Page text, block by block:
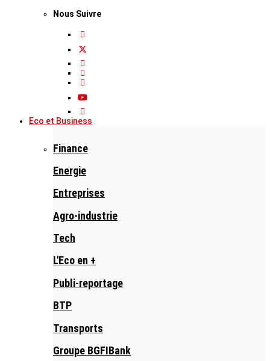
Nous Suivre
Eco et Business
Finance
Energie
Entreprises
Agro-industrie
Tech
L'Eco en +
Publi-reportage
BTP
Transports
Groupe BGFIBank